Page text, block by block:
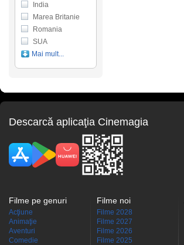
India
Marea Britanie
Romania
SUA
Mai mult...
Descarcă aplicaţia Cinemagia
Filme pe genuri
Acţiune
Animaţie
Aventuri
Comedie
Filme noi
Filme 2028
Filme 2027
Filme 2026
Filme 2025